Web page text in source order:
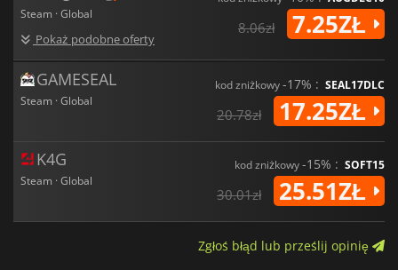
Steam · Global
Pokaż podobne oferty
8.06zł 7.25ZŁ
GAMESEAL
Steam · Global
kod zniżkowy-17% : SEAL17DLC
20.78zł 17.25ZŁ
K4G
Steam · Global
kod zniżkowy-15% : SOFT15
30.01zł 25.51ZŁ
Zgłoś błąd lub prześlij opinię